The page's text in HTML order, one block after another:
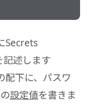
Secrets
述します
下に、パスワ
設定値を書きま